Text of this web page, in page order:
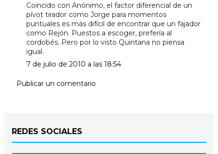
Coincido con Anónimo, el factor diferencial de un
pívot tirador como Jorge para momentos
puntuales es más difícil de encontrar que un fajador
como Rejón. Puestos a escoger, prefería al
cordobés. Pero por lo visto Quintana no piensa
igual.
7 de julio de 2010 a las 18:54
Publicar un comentario
REDES SOCIALES